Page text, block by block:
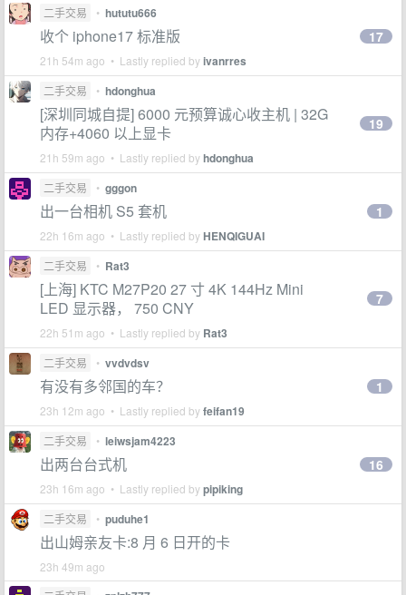
二手交易 • hututu666
收个 iphone17 标准版
21h 54m ago • Lastly replied byivanrres
17
二手交易 • hdonghua
[深圳同城自提] 6000 元预算诚心收主机 | 32G
内存+4060 以上显卡
21h 59m ago • Lastly replied byhdonghua
19
二手交易 • gggon
出一台相机 S5 套机
22h 16m ago • Lastly replied byHENQIGUAI
1
二手交易 • Rat3
[上海] KTC M27P20 27 寸 4K 144Hz Mini
LED 显示器， 750 CNY
22h 51m ago • Lastly replied by Rat3
7
二手交易 • vvdvdsv
有没有多邻国的车？
23h 12m ago • Lastly replied byfeifan19
1
二手交易 • leiwsjam4223
出两台台式机
23h 16m ago • Lastly replied bypipiking
16
二手交易 • puduhe1
出山姆亲友卡:8 月 6 日开的卡
23h 49m ago